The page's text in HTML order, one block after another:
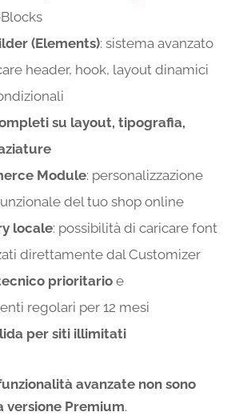
(Elements): sistema avanzato
header, hook, layout dinamici
su layout, tipografia,
Module: personalizzazione
del tuo shop online
locale: possibilità di caricare font
direttamente dal Customizer
prioritario e
regolari per 12 mesi
per siti illimitati
avanzate non sono
versione Premium.